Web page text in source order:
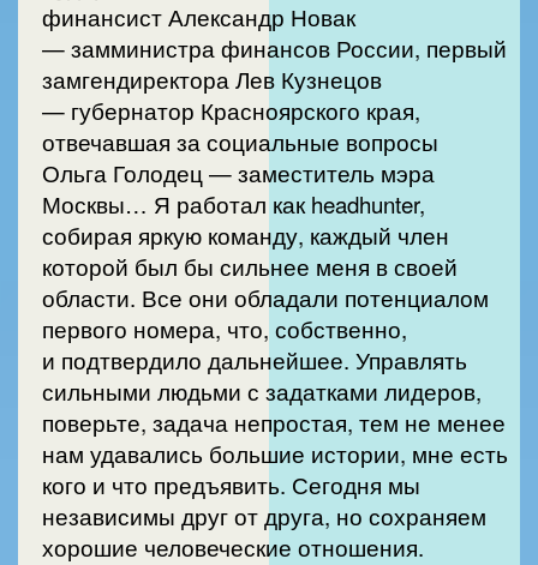
финансист Александр Новак
— замминистра финансов России, первый
замгендиректора Лев Кузнецов
— губернатор Красноярского края,
отвечавшая за социальные вопросы
Ольга Голодец — заместитель мэра
Москвы… Я работал как headhunter,
собирая яркую команду, каждый член
которой был бы сильнее меня в своей
области. Все они обладали потенциалом
первого номера, что, собственно,
и подтвердило дальнейшее. Управлять
сильными людьми с задатками лидеров,
поверьте, задача непростая, тем не менее
нам удавались большие истории, мне есть
кого и что предъявить. Сегодня мы
независимы друг от друга, но сохраняем
хорошие человеческие отношения.